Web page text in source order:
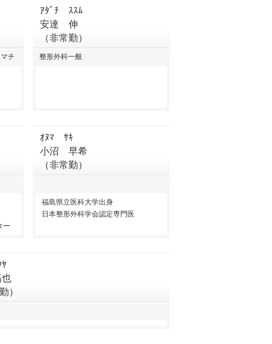
チ
ｱﾀﾞﾁ ｽｽﾑ
安達 伸
（非常勤）
整形外科一般
ー
ｵﾇﾏ ｻｷ
小沼 早希
（非常勤）
福島県立医科大学出身
日本整形外科学会認定専門医
ﾔ
也
）